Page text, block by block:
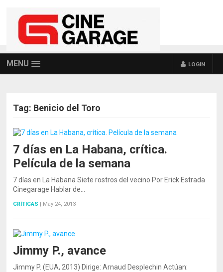
MENU LOGIN
Tag: Benicio del Toro
7 días en La Habana, crítica.
Película de la semana
7 días en La Habana Siete rostros del vecino Por Erick Estrada
Cinegarage Hablar de…
CRÍTICAS | May 24, 2013
Jimmy P., avance
Jimmy P. (EUA, 2013) Dirige: Arnaud Desplechin Actúan: